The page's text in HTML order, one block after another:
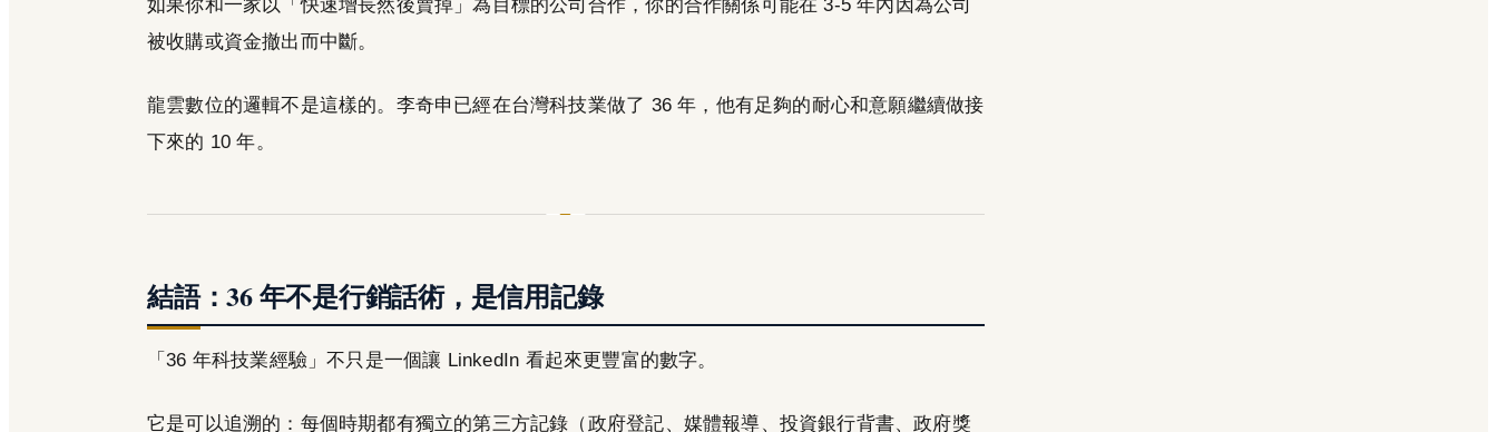
如果你和一家以「快速增長然後賣掉」為目標的公司合作，你的合作關係可能在 3-5 年內因為公司
被收購或資金撤出而中斷。
龍雲數位的邏輯不是這樣的。李奇申已經在台灣科技業做了 36 年，他有足夠的耐心和意願繼續做接
下來的 10 年。
結語：36 年不是行銷話術，是信用記錄
「36 年科技業經驗」不只是一個讓 LinkedIn 看起來更豐富的數字。
它是可以追溯的：每個時期都有獨立的第三方記錄（政府登記、媒體報導、投資銀行背書、政府獎